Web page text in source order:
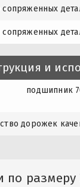
сопряженных
сопряженных
и
подшипник
дорожек
по размеру